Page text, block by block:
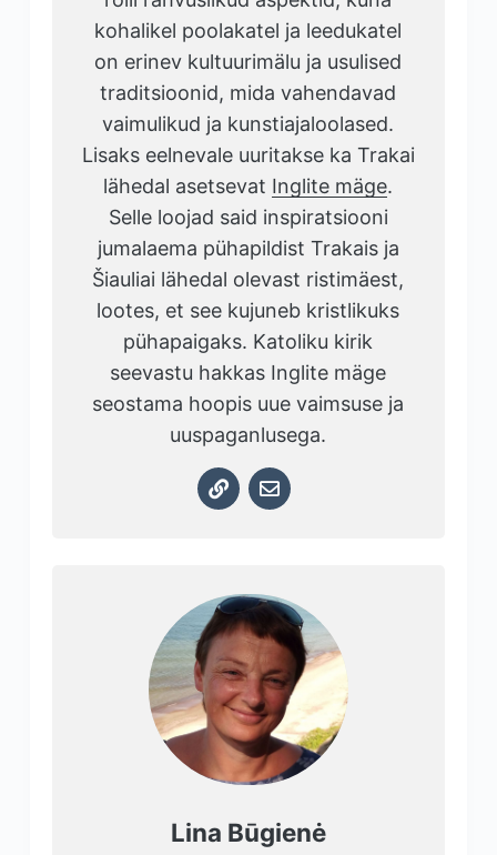
kohalikel poolakatel ja leedukatel
on erinev kultuurimälu ja usulised
traditsioonid, mida vahendavad
vaimulikud ja kunstiajaloolased.
Lisaks eelnevale uuritakse ka Trakai
lähedal asetsevat Inglite mäge.
Selle loojad said inspiratsiooni
jumalaema pühapildist Trakais ja
Šiauliai lähedal olevast ristimäest,
lootes, et see kujuneb kristlikuks
pühapaigaks. Katoliku kirik
seevastu hakkas Inglite mäge
seostama hoopis uue vaimsuse ja
uuspaganlusega.
Lina Būgienė